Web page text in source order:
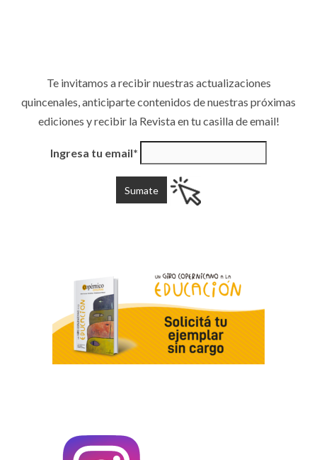
Te invitamos a recibir nuestras actualizaciones
quincenales, anticiparte contenidos de nuestras próximas
ediciones y recibir la Revista en tu casilla de email!
Ingresa tu email*